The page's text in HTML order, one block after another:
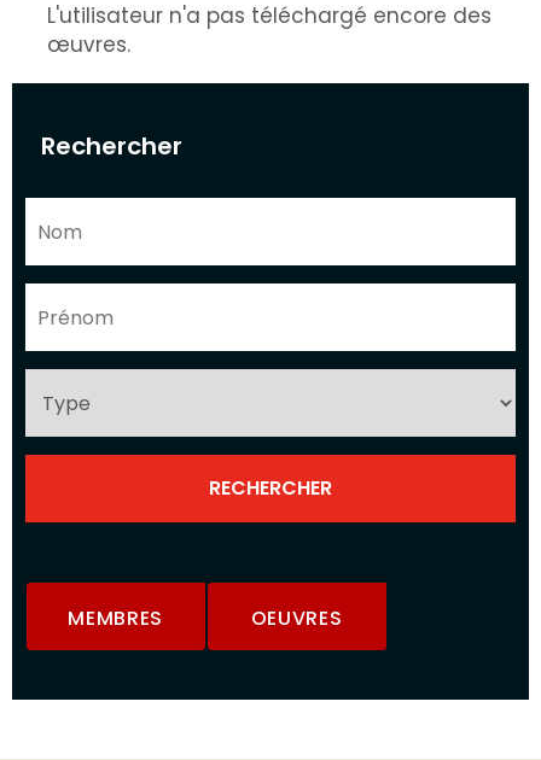
Rechercher
MEMBRES OEUVRES
L'utilisateur n'a pas téléchargé encore des
œuvres.